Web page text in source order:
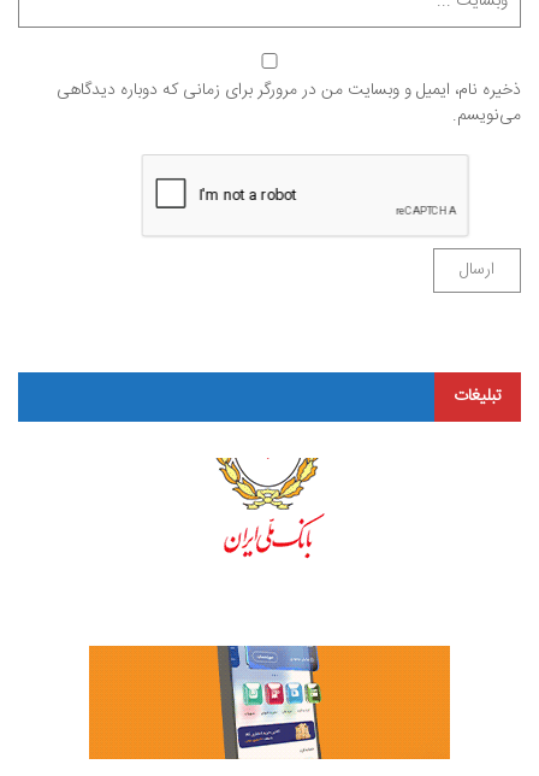
ذخیره نام، ایمیل و وبسایت من در مرورگر برای زمانی که دوباره دیدگاهی
می‌نویسم.
تبلیغات